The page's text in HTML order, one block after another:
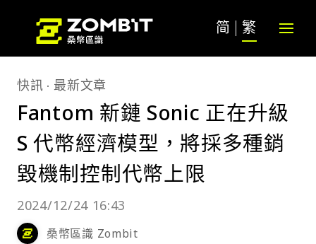
简 繁
快訊 最新文章
Fantom 新鏈 Sonic 正在升級
S 代幣經濟模型，將採多種銷
毀機制控制代幣上限
2024/12/24 16:43
桑幣區識 Zombit